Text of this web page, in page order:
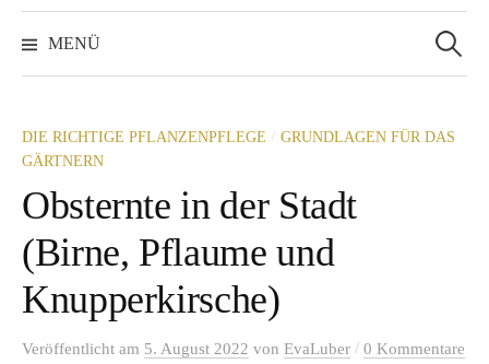
MENÜ
nach:
DIE RICHTIGE PFLANZENPFLEGE / GRUNDLAGEN FÜR DAS
GÄRTNERN
Obsternte in der Stadt
(Birne, Pflaume und
Knupperkirsche)
Veröffentlicht am 5. August 2022 von EvaLuber / 0 Kommentare